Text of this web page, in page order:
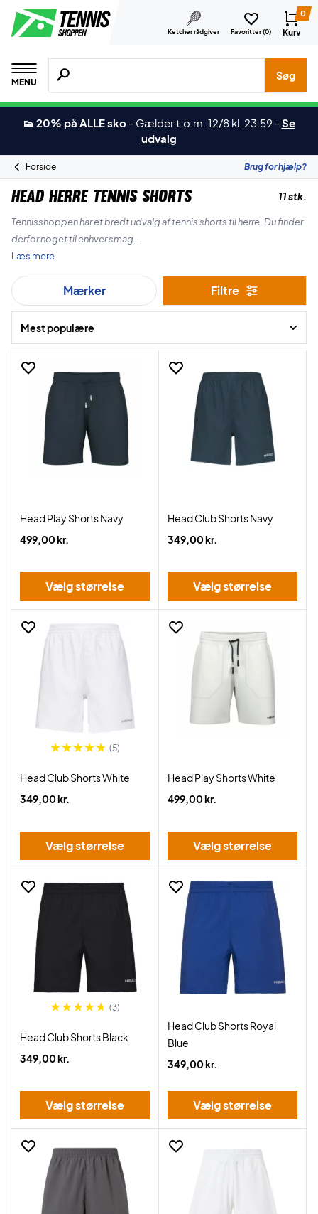
Ketcher rådgiver Favoritter (0)
0
Kurv
MENU
Søg efter produkter, mærker etc.
Søg
👟 20% på ALLE sko - Gælder t.o.m. 12/8 kl. 23:59 -Se
udvalg
Forside Brug for hjælp?
Head Herre Tennis Shorts 11 stk.
Tennisshoppen har et bredt udvalg af tennis shorts til herre. Du finder
derfor noget til enhver smag.
køb på Tennisshoppen blandt vores store udvalg!
Rigtig god shopping!
Læs mere
Mærker Filtre
Mest populære
Head Play Shorts Navy
499,00 kr.
Vælg størrelse
Head Club Shorts Navy
349,00 kr.
Vælg størrelse
(5)
Head Club Shorts White
349,00 kr.
Vælg størrelse
Head Play Shorts White
499,00 kr.
Vælg størrelse
(3)
Head Club Shorts Black
349,00 kr.
Vælg størrelse
Head Club Shorts Royal
Blue
349,00 kr.
Vælg størrelse